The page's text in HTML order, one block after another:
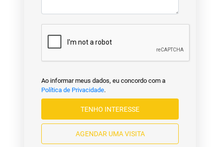
Ao informar meus dados, eu concordo com a
Política de Privacidade.
TENHO INTERESSE
AGENDAR UMA VISITA